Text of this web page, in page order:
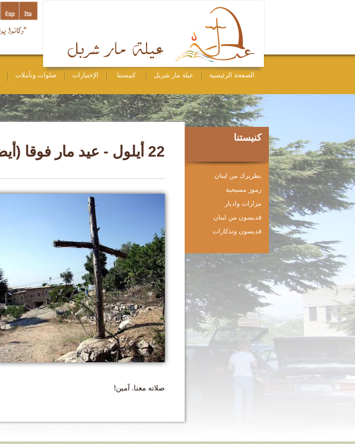
الصفحة الرئيسية عيلة مار شربل كنيستنا الإختبارات صلوات وتأملات
22 أيلول - عيد مار فوقا (أيضاً في 23 تموز)
صلاته معنا. آمين!
كنيستنا
بطريرك من لبنان
رموز مسيحية
مزارات واديار
قديسون من لبنان
قديسون وتذكارات